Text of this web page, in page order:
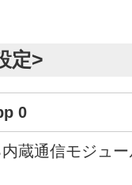
定>
0
蔵通信モジュ